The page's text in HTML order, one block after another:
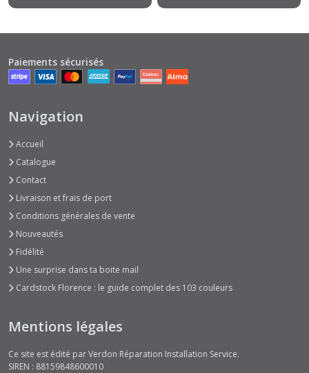
Paiements sécurisés
Navigation
Accueil
Catalogue
Contact
Livraison et frais de port
Conditions générales de vente
Nouveautés
Fidélité
Une surprise dans ta boite mail
Cardstock Florence : le guide complet des 103 couleurs
Mentions légales
Ce site est édité par Verdon Réparation Installation Service.
SIREN : 88159848600010